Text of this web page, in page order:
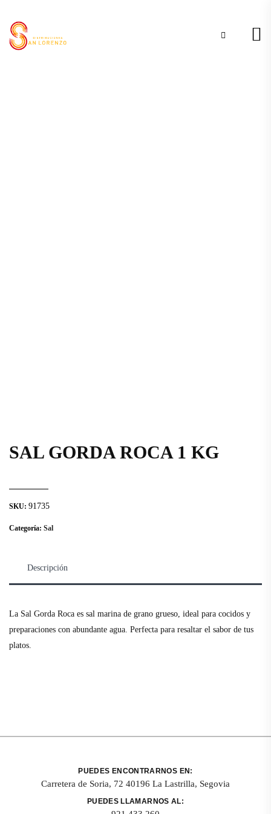
SAL GORDA ROCA 1 KG
SKU: 91735
Categoría: Sal
Descripción
La Sal Gorda Roca es sal marina de grano grueso, ideal para cocidos y
preparaciones con abundante agua. Perfecta para resaltar el sabor de tus
platos.
PUEDES ENCONTRARNOS EN:
Carretera de Soria, 72 40196 La Lastrilla, Segovia
PUEDES LLAMARNOS AL: